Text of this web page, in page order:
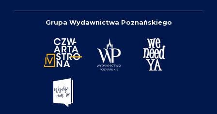
Grupa Wydawnictwa Poznańskiego